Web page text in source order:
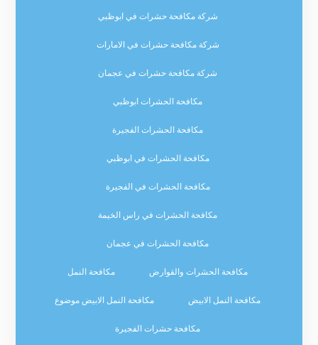
شركة مكافحة حشرات في ابوظبي
شركة مكافحة حشرات في الامارات
شركة مكافحة حشرات في عجمان
مكافحة الحشرات ابوظبي
مكافحة الحشرات الفجيرة
مكافحة الحشرات في ابوظبي
مكافحة الحشرات في الفجيرة
مكافحة الحشرات في راس الخيمة
مكافحة الحشرات في عجمان
مكافحة الحشرات والقوارض مكافحة النمل
مكافحة النمل الابيض مكافحة النمل الابيض موضوع
مكافحة حشرات الفجيرة